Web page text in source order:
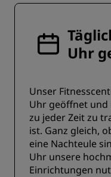
Uhr
Unser
Uhr geöffnet und
zu jeder Zeit zu
ist. Ganz gleich,
eine Nachteule
Uhr unsere
Einrichtungen